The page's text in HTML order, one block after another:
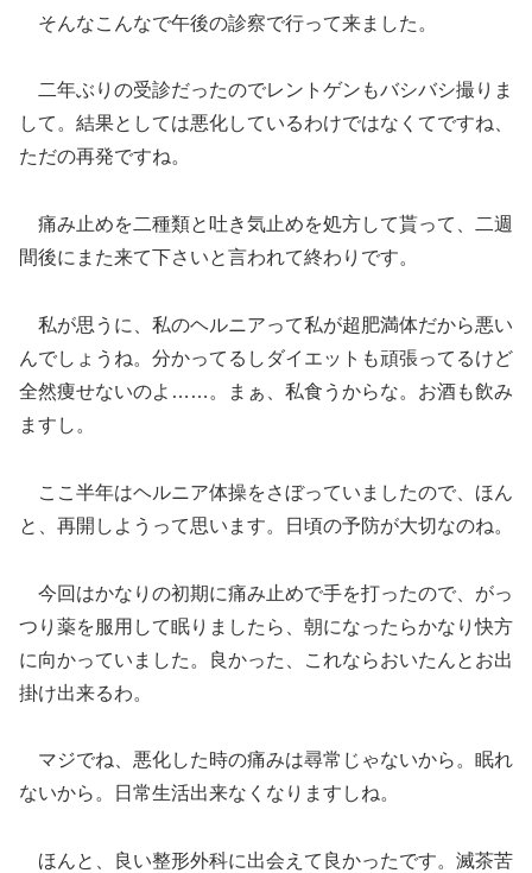
そんなこんなで午後の診察で行って来ました。
二年ぶりの受診だったのでレントゲンもバシバシ撮りま
して。結果としては悪化しているわけではなくてですね、
ただの再発ですね。
痛み止めを二種類と吐き気止めを処方して貰って、二週
間後にまた来て下さいと言われて終わりです。
私が思うに、私のヘルニアって私が超肥満体だから悪い
んでしょうね。分かってるしダイエットも頑張ってるけど
全然痩せないのよ……。まぁ、私食うからな。お酒も飲み
ますし。
ここ半年はヘルニア体操をさぼっていましたので、ほん
と、再開しようって思います。日頃の予防が大切なのね。
今回はかなりの初期に痛み止めで手を打ったので、がっ
つり薬を服用して眠りましたら、朝になったらかなり快方
に向かっていました。良かった、これならおいたんとお出
掛け出来るわ。
マジでね、悪化した時の痛みは尋常じゃないから。眠れ
ないから。日常生活出来なくなりますしね。
ほんと、良い整形外科に出会えて良かったです。滅茶苦